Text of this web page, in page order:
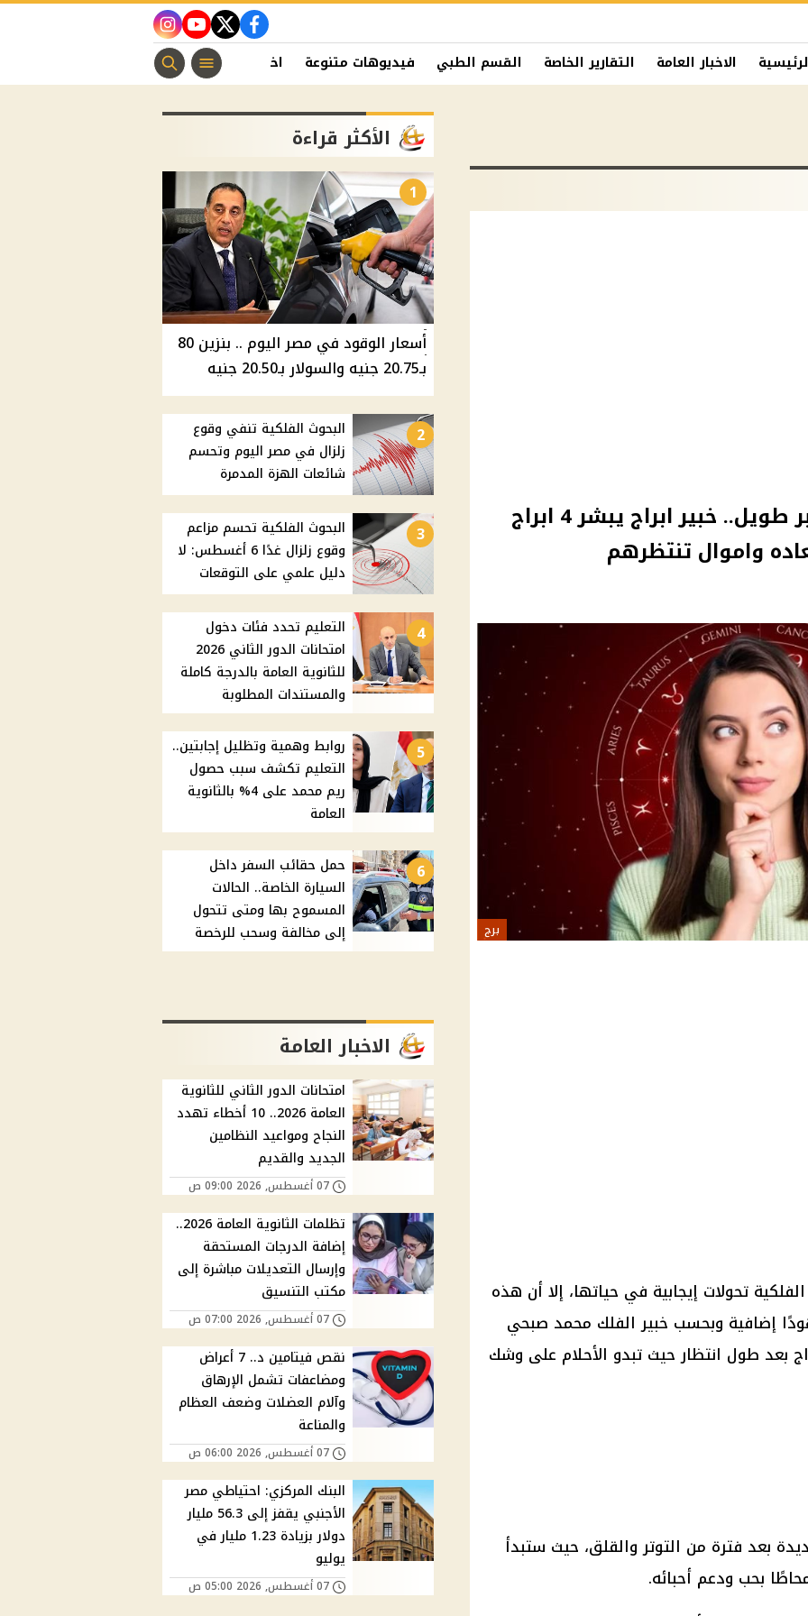
facebook
twitter
youtube
instagram
الاخبار العامة التقارير الخاصة القسم الطبي فيديوهات متنوعة اخبار الفن منوعات مسيحية
هتحققوا احلامكم بعد صبر طويل.. خبير ابراج يبشر 4 ابراج
واموال تنتظرهم
برج
تحولات إيجابية في حياتها، إلا أن هذه
إضافية وبحسب خبير الفلك محمد صبحي
بعد طول انتظار حيث تبدو الأحلام على وشك
بعد فترة من التوتر والقلق، حيث ستبدأ
بحب ودعم أحبائه.
الأكثر قراءة
1
أسعار الوقود في مصر اليوم .. بنزين 80
بـ20.75 جنيه والسولار بـ20.50 جنيه
2
البحوث الفلكية تنفي وقوع
زلزال في مصر اليوم وتحسم
شائعات الهزة المدمرة
3
البحوث الفلكية تحسم مزاعم
وقوع زلزال غدًا 6 أغسطس: لا
دليل علمي على التوقعات
4
التعليم تحدد فئات دخول
امتحانات الدور الثاني 2026
للثانوية العامة بالدرجة كاملة
والمستندات المطلوبة
5
روابط وهمية وتظليل إجابتين..
التعليم تكشف سبب حصول
ريم محمد على 4% بالثانوية
العامة
6
حمل حقائب السفر داخل
السيارة الخاصة.. الحالات
المسموح بها ومتى تتحول
إلى مخالفة وسحب للرخصة
الاخبار العامة
امتحانات الدور الثاني للثانوية
العامة 2026.. 10 أخطاء تهدد
النجاح ومواعيد النظامين
الجديد والقديم
07 أغسطس, 2026 09:00 ص
تظلمات الثانوية العامة 2026..
إضافة الدرجات المستحقة
وإرسال التعديلات مباشرة إلى
مكتب التنسيق
07 أغسطس, 2026 07:00 ص
نقص فيتامين د.. 7 أعراض
ومضاعفات تشمل الإرهاق
وآلام العضلات وضعف العظام
والمناعة
07 أغسطس, 2026 06:00 ص
البنك المركزي: احتياطي مصر
الأجنبي يقفز إلى 56.3 مليار
دولار بزيادة 1.23 مليار في
يوليو
07 أغسطس, 2026 05:00 ص